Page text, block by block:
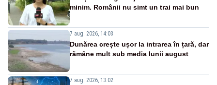
minim. Românii nu simt un trai mai bun
7 aug. 2026, 14:03
Dunărea crește ușor la intrarea în țară, dar
rămâne mult sub media lunii august
7 aug. 2026, 13:02